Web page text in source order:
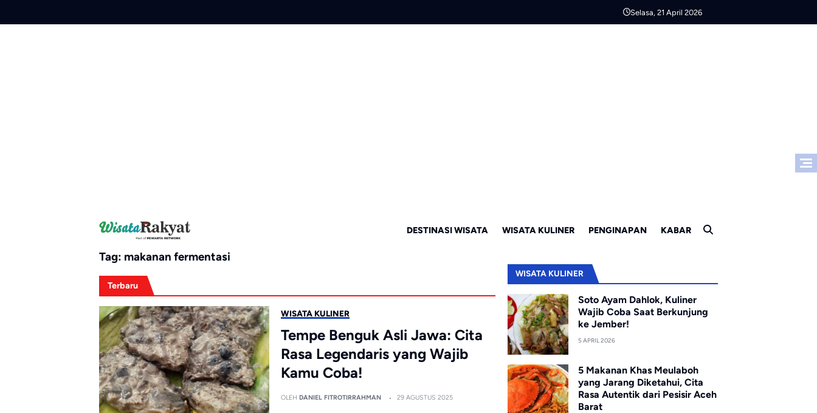
Selasa, 21 April 2026
DESTINASI WISATA WISATA KULINER PENGINAPAN KABAR
Tag: makanan fermentasi
Terbaru
WISATA KULINER
Tempe Benguk Asli Jawa: Cita
Rasa Legendaris yang Wajib
Kamu Coba!
OLEH DANIEL FITROTIRRAHMAN 29 AGUSTUS 2025
WISATA KULINER
Soto Ayam Dahlok, Kuliner
Wajib Coba Saat Berkunjung
ke Jember!
5 APRIL 2026
5 Makanan Khas Meulaboh
yang Jarang Diketahui, Cita
Rasa Autentik dari Pesisir Aceh
Barat